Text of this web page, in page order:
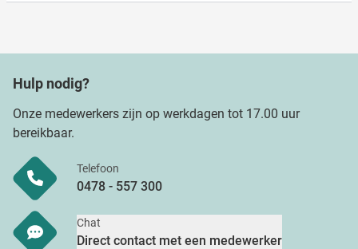
Hulp nodig?
Onze medewerkers zijn op werkdagen tot 17.00 uur
bereikbaar.
Telefoon
0478 - 557 300
Chat
Direct contact met een medewerker